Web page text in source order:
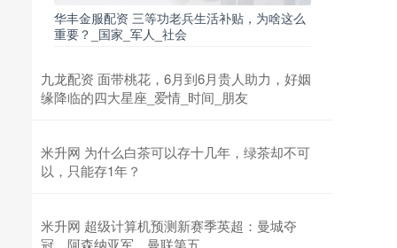
华丰金服配资 三等功老兵生活补贴，为啥这么
重要？_国家_军人_社会
九龙配资 面带桃花，6月到6月贵人助力，好姻
缘降临的四大星座_爱情_时间_朋友
米升网 为什么白茶可以存十几年，绿茶却不可
以，只能存1年？
米升网 超级计算机预测新赛季英超：曼城夺
冠，阿森纳亚军，曼联第五